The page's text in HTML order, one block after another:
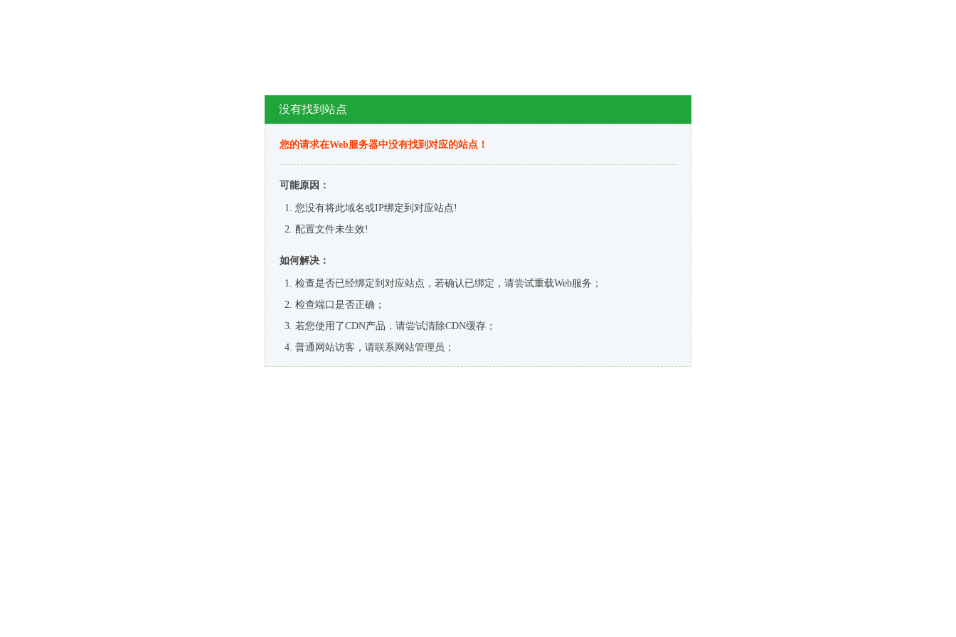
没有找到站点
您的请求在Web服务器中没有找到对应的站点！
可能原因：
您没有将此域名或IP绑定到对应站点!
配置文件未生效!
如何解决：
检查是否已经绑定到对应站点，若确认已绑定，请尝试重载Web服务；
检查端口是否正确；
若您使用了CDN产品，请尝试清除CDN缓存；
普通网站访客，请联系网站管理员；